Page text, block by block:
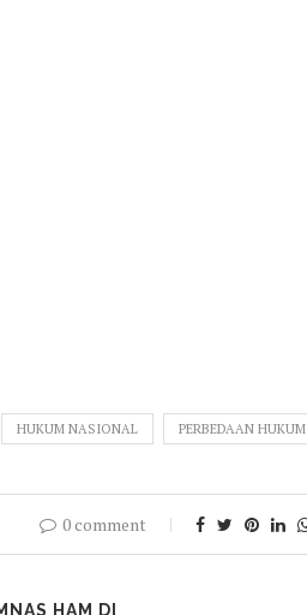
HUKUM NASIONAL PERBEDAAN HUKUM
0 comment
HAM DI